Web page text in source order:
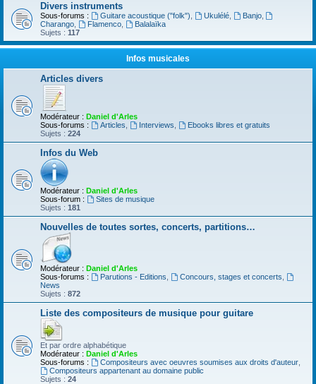
Divers instruments
Sous-forums : Guitare acoustique ("folk") Ukulélé, Banjo,
Charango
Flamenco,
Balalaïka
Sujets : 117
Infos musicales
Articles divers
Modérateur : Daniel d'Arles
Sous-forums :
Articles Interviews
Ebooks libres et gratuits
Sujets : 224
Infos du Web
Modérateur : Daniel d'Arles
Sous-forum :
Sites de musique
Sujets : 181
Nouvelles de toutes sortes, concerts, partitions…
Modérateur : Daniel d'Arles
Sous-forums :
Parutions - Editions Concours, stages et concerts
News
Sujets : 872
Liste des compositeurs de musique pour guitare
Et par ordre alphabétique
Modérateur : Daniel d'Arles
Sous-forums :
Compositeurs avec oeuvres soumises aux droits d'auteur,
Compositeurs appartenant au domaine public
Sujets : 24